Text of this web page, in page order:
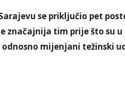
se priključio pet
značajnija tim prije što su
mijenjani težinski